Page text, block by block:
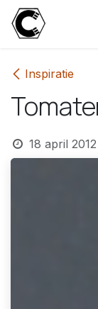
Overslaan naar
Inspiratie
18 april 2012